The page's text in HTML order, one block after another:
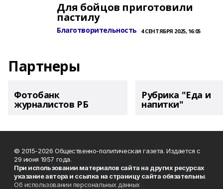
Для бойцов приготовили
пастилу
Благотворительность 4 СЕНТЯБРЯ 2025, 16:05
Партнеры
Фотобанк
журналистов РБ
Рубрика "Еда и
напитки"
© 2015-2026 Общественно-политическая газета. Издается с
29 июня 1957 года.
При использовании материалов сайта на других ресурсах
указание автора и ссылка на страницу сайта обязательны.
Об использовании персональных данных